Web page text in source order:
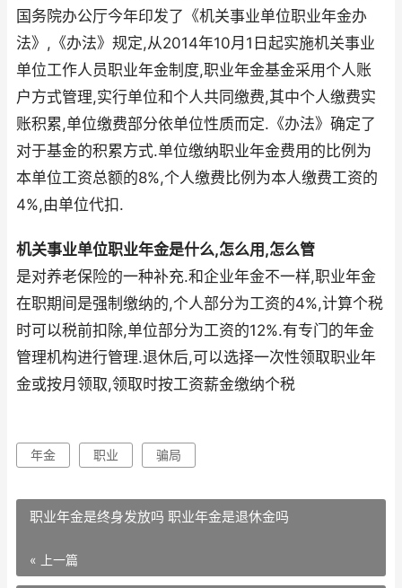
国务院办公厅今年印发了《机关事业单位职业年金办
法》,《办法》规定,从2014年10月1日起实施机关事业
单位工作人员职业年金制度,职业年金基金采用个人账
户方式管理,实行单位和个人共同缴费,其中个人缴费实
账积累,单位缴费部分依单位性质而定.《办法》确定了
对于基金的积累方式.单位缴纳职业年金费用的比例为
本单位工资总额的8%,个人缴费比例为本人缴费工资的
4%,由单位代扣.
机关事业单位职业年金是什么,怎么用,怎么管
是对养老保险的一种补充.和企业年金不一样,职业年金
在职期间是强制缴纳的,个人部分为工资的4%,计算个税
时可以税前扣除,单位部分为工资的12%.有专门的年金
管理机构进行管理.退休后,可以选择一次性领取职业年
金或按月领取,领取时按工资薪金缴纳个税
年金 职业 骗局
职业年金是终身发放吗 职业年金是退休金吗
« 上一篇